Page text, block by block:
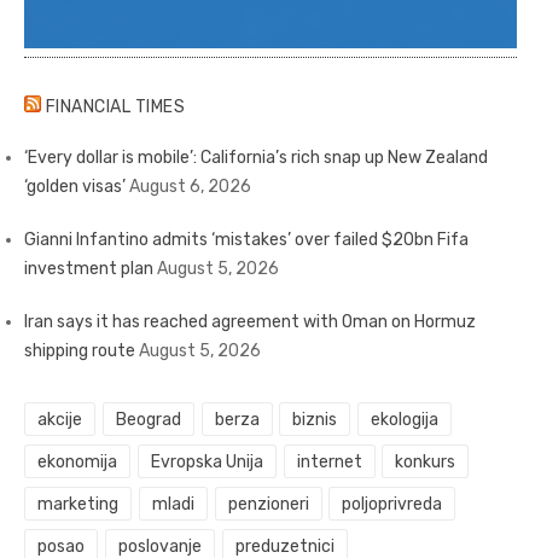
FINANCIAL TIMES
‘Every dollar is mobile’: California’s rich snap up New Zealand
‘golden visas’August 6, 2026
Gianni Infantino admits ‘mistakes’ over failed $20bn Fifa
investment plan August 5, 2026
Iran says it has reached agreement with Oman on Hormuz
shipping route August 5, 2026
akcije Beograd berza biznis ekologija
ekonomija Evropska Unija internet konkurs
marketing mladi penzioneri poljoprivreda
posao poslovanje preduzetnici